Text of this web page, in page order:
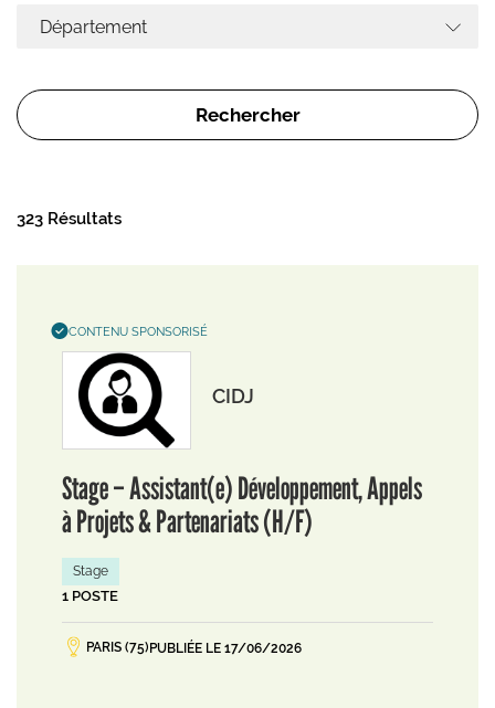
323 Résultats
CONTENU SPONSORISÉ
CIDJ
Stage – Assistant(e) Développement, Appels
à Projets & Partenariats (H/F)
Stage
1 POSTE
PARIS (75) PUBLIÉE LE 17/06/2026